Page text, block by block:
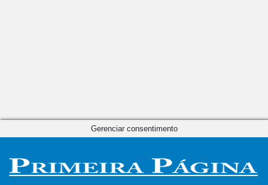
Gerenciar consentimento